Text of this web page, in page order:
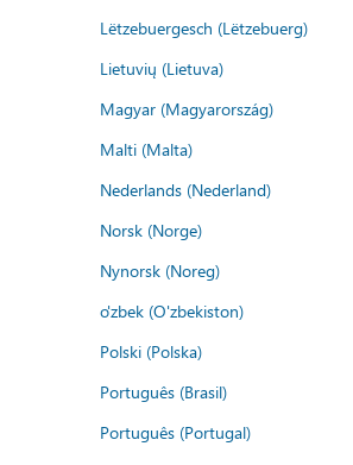
Lëtzebuergesch (Lëtzebuerg)
Lietuvių (Lietuva)
Magyar (Magyarország)
Malti (Malta)
Nederlands (Nederland)
Norsk (Norge)
Nynorsk (Noreg)
o'zbek (O'zbekiston)
Polski (Polska)
Português (Brasil)
Português (Portugal)